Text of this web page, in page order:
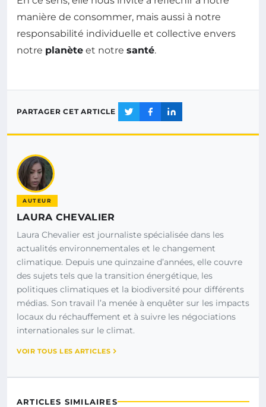
manière de consommer, mais aussi à notre
responsabilité individuelle et collective envers
notre planète et notre santé.
PARTAGER CET ARTICLE
AUTEUR
LAURA CHEVALIER
Laura Chevalier est journaliste spécialisée dans les
actualités environnementales et le changement
climatique. Depuis une quinzaine d’années, elle couvre
des sujets tels que la transition énergétique, les
politiques climatiques et la biodiversité pour différents
médias. Son travail l’a menée à enquêter sur les impacts
locaux du réchauffement et à suivre les négociations
internationales sur le climat.
VOIR TOUS LES ARTICLES
ARTICLES SIMILAIRES